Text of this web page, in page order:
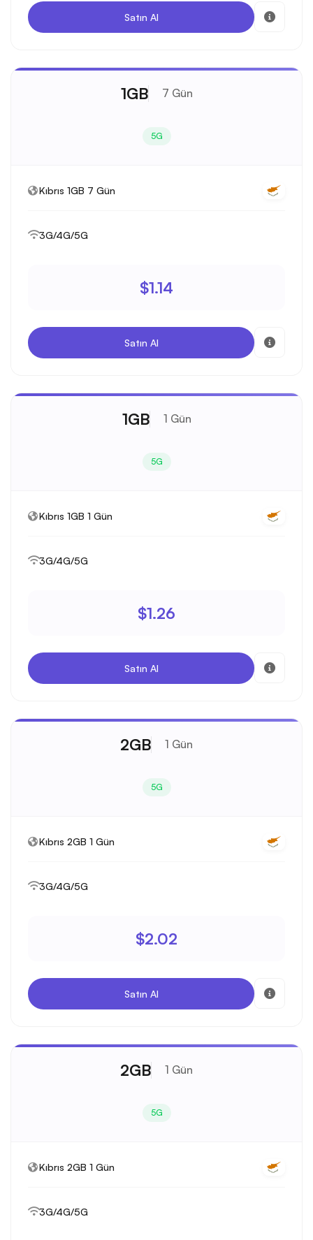
Satın Al
1GB 7 Gün
5G
Kıbrıs 1GB 7 Gün
3G/4G/5G
$1.14
Satın Al
1GB 1 Gün
5G
Kıbrıs 1GB 1 Gün
3G/4G/5G
$1.26
Satın Al
2GB 1 Gün
5G
Kıbrıs 2GB 1 Gün
3G/4G/5G
$2.02
Satın Al
2GB 1 Gün
5G
Kıbrıs 2GB 1 Gün
3G/4G/5G